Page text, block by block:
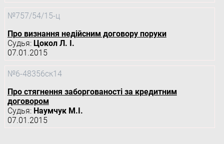
№757/54/15-ц
Про визнання недійсним договору поруки
Судья: Цокол Л. І.
07.01.2015
№6-48356ск14
Про стягнення заборгованості за кредитним
договором
Судья: Наумчук М.І.
07.01.2015